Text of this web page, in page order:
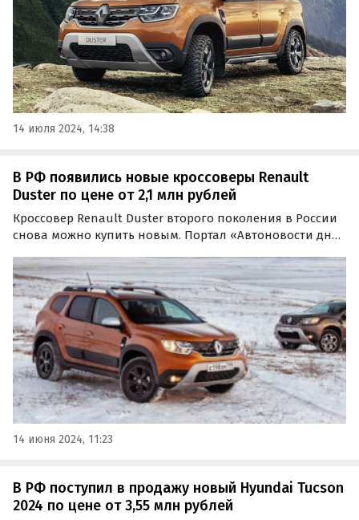
14 июля 2024, 14:38
В РФ появились новые кроссоверы Renault
Duster по цене от 2,1 млн рублей
Кроссовер Renault Duster второго поколения в России
снова можно купить новым. Портал «Автоновости дня»
машины по цене от 2 122 000 рублей.
14 июня 2024, 11:23
В РФ поступил в продажу новый Hyundai Tucson
2024 по цене от 3,55 млн рублей